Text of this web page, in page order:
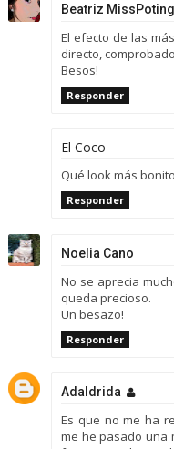
Beatriz
El efecto de las
directo,
Besos!
Responder
El Coco
Qué look más
Responder
Noelia Cano
No se aprecia
queda precioso.
Un besazo!
Responder
Adaldrida
Es que no me ha
me he pasado una